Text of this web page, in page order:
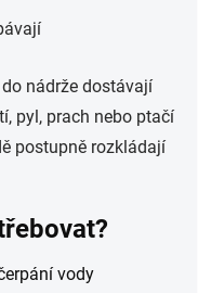
nádrže dostávají
pyl, prach nebo ptačí
postupně rozkládají
vody